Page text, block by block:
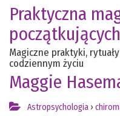
Praktyczna
początkujących
Magiczne praktyki,
codziennym życiu
Maggie
Astropsychologia ›